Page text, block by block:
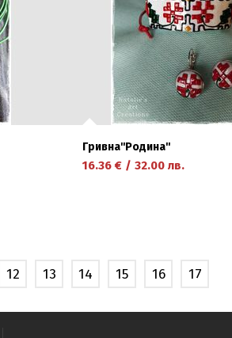
Гривна''Родина''
16.36 € / 32.00 лв.
12 13 14 15 16 17